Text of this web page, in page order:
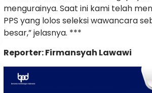
mengurainya. Saat ini kami telah
PPS yang lolos seleksi wawancara
besar,” jelasnya. ***
Reporter: Firmansyah Lawawi